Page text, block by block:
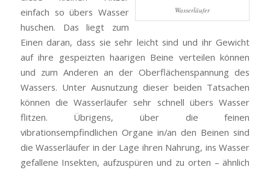
Wasserläufer
einfach so übers Wasser
huschen. Das liegt zum
Einen daran, dass sie sehr leicht sind und ihr Gewicht
auf ihre gespeizten haarigen Beine verteilen können
und zum Anderen an der Oberflächenspannung des
Wassers. Unter Ausnutzung dieser beiden Tatsachen
können die Wasserläufer sehr schnell übers Wasser
flitzen. Übrigens, über die feinen
vibrationsempfindlichen Organe in/an den Beinen sind
die Wasserläufer in der Lage ihren Nahrung, ins Wasser
gefallene Insekten, aufzuspüren und zu orten – ähnlich